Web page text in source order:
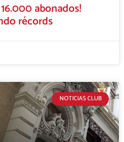
abonados!
récords
NOTICIAS CLUB